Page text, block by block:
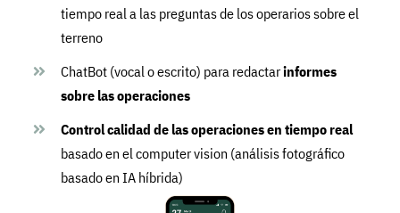
tiempo real a las preguntas de los operarios sobre el
terreno
ChatBot (vocal o escrito) para redactarinformes
sobre las operaciones
Control calidad de las operaciones en tiempo real
basado en el computer vision (análisis fotográfico
basado en IA híbrida)